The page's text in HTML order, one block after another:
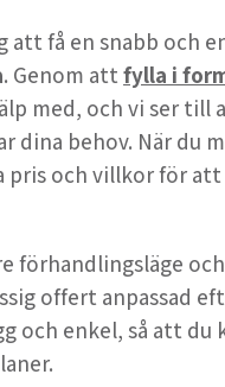
att få en snabb och
. Genom attfylla i
med, och vi ser till
dina behov. När du
pris och villkor för
förhandlingsläge och
offert anpassad
och enkel, så att du